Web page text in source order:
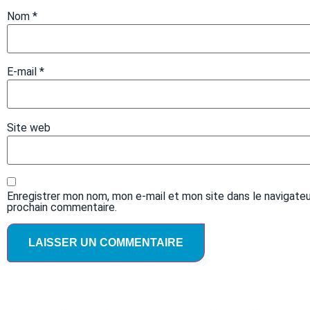
Nom *
E-mail *
Site web
Enregistrer mon nom, mon e-mail et mon site dans le
prochain commentaire.